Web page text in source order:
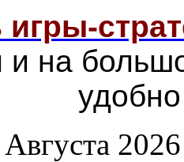
игры-
и на
2026